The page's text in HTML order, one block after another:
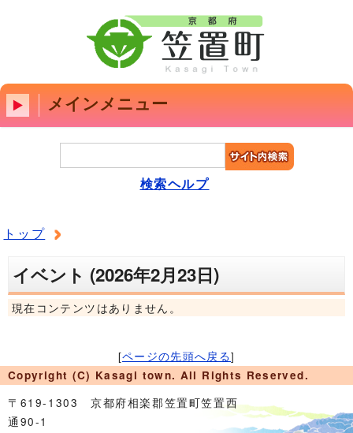
メインメニュー
検索ヘルプ
トップ
イベント (2026年2月23日)
現在コンテンツはありません。
[ページの先頭へ戻る]
Copyright (C) Kasagi town. All Rights Reserved.
〒619-1303 京都府相楽郡笠置町笠置西
通90-1